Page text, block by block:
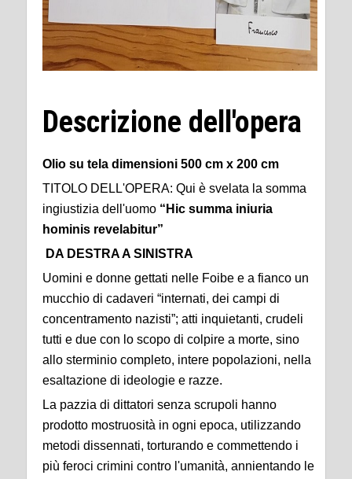
Descrizione dell'opera
Olio su tela dimensioni 500 cm x 200 cm
TITOLO DELL'OPERA: Qui è svelata la somma
ingiustizia dell'uomo “Hic summa iniuria
hominis revelabitur”
DA DESTRA A SINISTRA
Uomini e donne gettati nelle Foibe e a fianco un
mucchio di cadaveri “internati, dei campi di
concentramento nazisti”; atti inquietanti, crudeli
tutti e due con lo scopo di colpire a morte, sino
allo sterminio completo, intere popolazioni, nella
esaltazione di ideologie e razze.
La pazzia di dittatori senza scrupoli hanno
prodotto mostruosità in ogni epoca, utilizzando
metodi dissennati, torturando e commettendo i
più feroci crimini contro l'umanità, annientando le